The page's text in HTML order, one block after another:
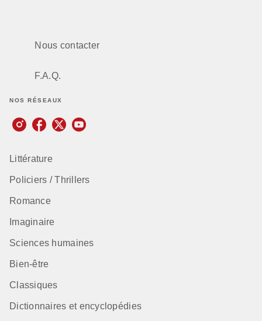
Nous contacter
F.A.Q.
NOS RÉSEAUX
Littérature
Policiers / Thrillers
Romance
Imaginaire
Sciences humaines
Bien-être
Classiques
Dictionnaires et encyclopédies